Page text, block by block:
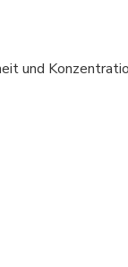
und